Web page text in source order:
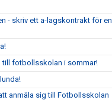
- skriv ett a-lagskontrakt för en
till fotbollsskolan i sommar!
anmäla sig till Fotbollsskolan